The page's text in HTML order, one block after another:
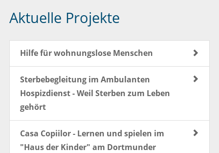
Aktuelle Projekte
Hilfe für wohnungslose Menschen
Sterbebegleitung im Ambulanten
Hospizdienst - Weil Sterben zum Leben
gehört
Casa Copiilor - Lernen und spielen im
"Haus der Kinder" am Dortmunder